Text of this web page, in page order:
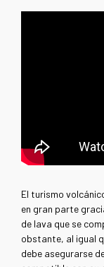
El turismo
en gran parte
de lava que se
obstante, al igual
debe asegurarse